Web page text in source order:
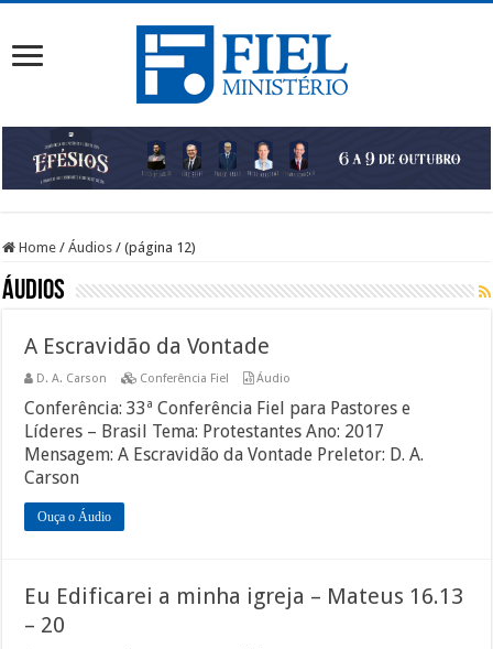
Home / Áudios / (página 12)
Áudios
A Escravidão da Vontade
D. A. Carson Conferência Fiel Áudio
Conferência: 33ª Conferência Fiel para Pastores e
Líderes – Brasil Tema: Protestantes Ano: 2017
Mensagem: A Escravidão da Vontade Preletor: D. A.
Carson
Ouça o Áudio
Eu Edificarei a minha igreja – Mateus 16.13
– 20